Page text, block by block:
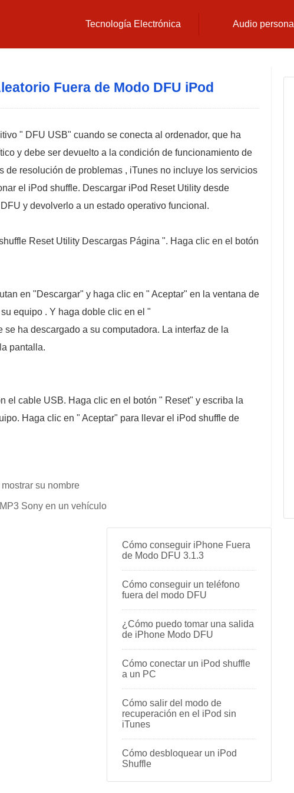
Tecnología Electrónica Audio personal
Fuera de Modo DFU iPod
" DFU USB" cuando se conecta al ordenador, que ha
y debe ser devuelto a la condición de funcionamiento de
de resolución de problemas , iTunes no incluye los servicios
el iPod shuffle. Descargar iPod Reset Utility desde
y devolverlo a un estado operativo funcional.
Reset Utility Descargas Página ". Haga clic en el botón
en "Descargar" y haga clic en " Aceptar" en la ventana de
equipo . Y haga doble clic en el "
ha descargado a su computadora. La interfaz de la
pantalla.
el cable USB. Haga clic en el botón " Reset" y escriba la
Haga clic en " Aceptar" para llevar el iPod shuffle de
su nombre
Sony en un vehículo
Cómo conseguir iPhone Fuera
de Modo DFU 3.1.3
Cómo conseguir un teléfono
fuera del modo DFU
¿Cómo puedo tomar una salida
de iPhone Modo DFU
Cómo conectar un iPod shuffle
a un PC
Cómo salir del modo de
recuperación en el iPod sin
iTunes
Cómo desbloquear un iPod
Shuffle